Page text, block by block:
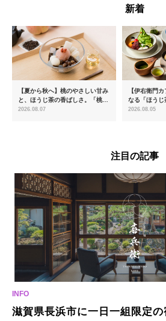
新着
【夏から秋へ】桃のやさしい甘み
と、ほうじ茶の香ばしさ。「桃と
ほうじ茶のあんみつ」を8月中旬
2026.08.07
【伊右衛門
なる「ほうじ
ける「宇治抹
2026.08.05
注目の記事
滋賀県長浜市に一日一組限定